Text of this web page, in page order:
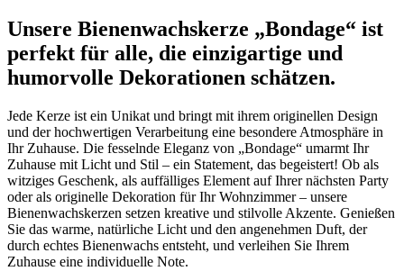
Unsere Bienenwachskerze „Bondage“ ist
perfekt für alle, die einzigartige und
humorvolle Dekorationen schätzen.
Jede Kerze ist ein Unikat und bringt mit ihrem originellen Design
und der hochwertigen Verarbeitung eine besondere Atmosphäre in
Ihr Zuhause. Die fesselnde Eleganz von „Bondage“ umarmt Ihr
Zuhause mit Licht und Stil – ein Statement, das begeistert! Ob als
witziges Geschenk, als auffälliges Element auf Ihrer nächsten Party
oder als originelle Dekoration für Ihr Wohnzimmer – unsere
Bienenwachskerzen setzen kreative und stilvolle Akzente. Genießen
Sie das warme, natürliche Licht und den angenehmen Duft, der
durch echtes Bienenwachs entsteht, und verleihen Sie Ihrem
Zuhause eine individuelle Note.